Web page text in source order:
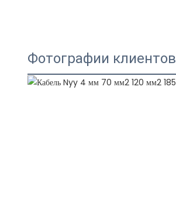
Фотографии клиентов